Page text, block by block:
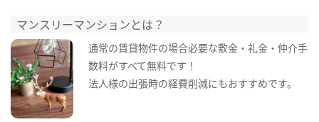
マンスリーマンションとは？
通常の賃貸物件の場合必要な敷金・礼金・仲介手
数料がすべて無料です！
法人様の出張時の経費削減にもおすすめです。